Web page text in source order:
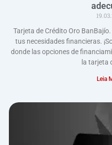
Tarjeta de Crédito Oro
tus necesidades financieras.
donde las opciones de
la tarjeta
Leia